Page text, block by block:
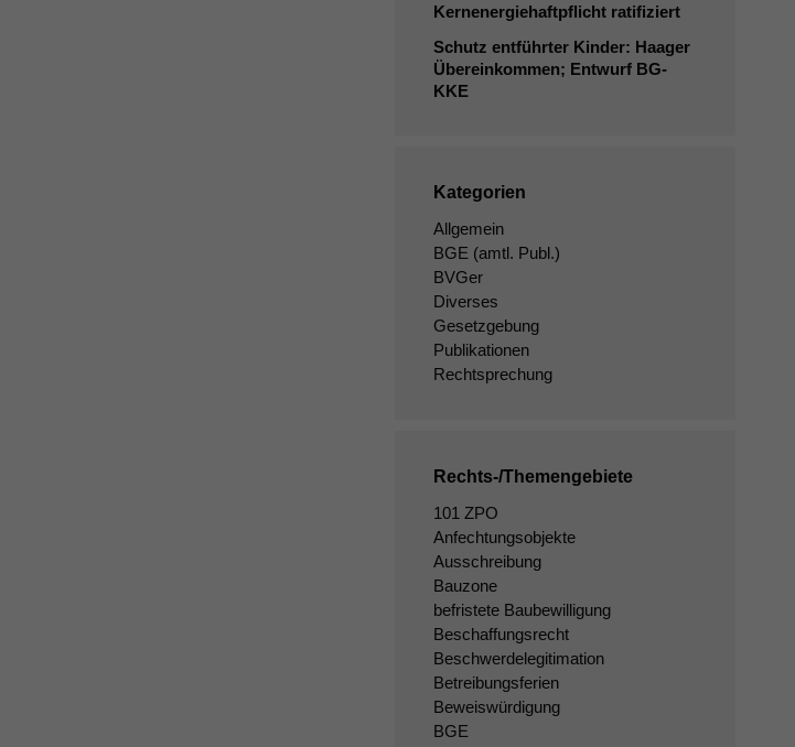
Kernenergiehaftpflicht ratifiziert
Schutz entführter Kinder: Haager
Übereinkommen; Entwurf BG-
KKE
Kategorien
Allgemein
BGE (amtl. Publ.)
BVGer
Diverses
Gesetzgebung
Publikationen
Rechtsprechung
Rechts-/Themengebiete
101 ZPO
Anfechtungsobjekte
Ausschreibung
Bauzone
befristete Baubewilligung
Beschaffungsrecht
Beschwerdelegitimation
Betreibungsferien
Beweiswürdigung
BGE